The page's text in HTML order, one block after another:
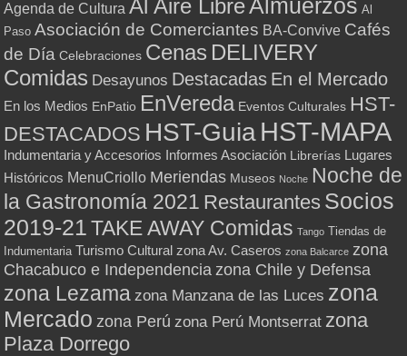
Agenda de Cultura Al Aire LibreAlmuerzos Al
Paso Asociación de Comerciantes BA-Convive Cafés
de Día Celebraciones Cenas DELIVERY
Comidas Desayunos Destacadas En el Mercado
En los Medios EnPatio EnVereda Eventos Culturales HST-
DESTACADOS HST-GuiaHST-MAPA
Indumentaria y Accesorios Informes Asociación Librerías Lugares
Históricos MenuCriollo Meriendas Museos Noche Noche de
la Gastronomía 2021 Restaurantes Socios
2019-21 TAKE AWAY Comidas Tango Tiendas de
Indumentaria Turismo Cultural zona Av. Caseros zona Balcarce zona
Chacabuco e Independencia zona Chile y Defensa
zona Lezama zona Manzana de las Luces zona
Mercado zona Perú zona Perú Montserrat zona
Plaza Dorrego